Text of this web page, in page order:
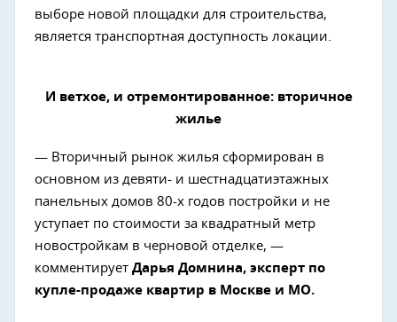
выборе новой площадки для строительства,
является транспортная доступность локации.
И ветхое, и отремонтированное: вторичное
жилье
— Вторичный рынок жилья сформирован в
основном из девяти- и шестнадцатиэтажных
панельных домов 80-х годов постройки и не
уступает по стоимости за квадратный метр
новостройкам в черновой отделке, —
комментирует Дарья Домнина, эксперт по
купле-продаже квартир в Москве и МО.